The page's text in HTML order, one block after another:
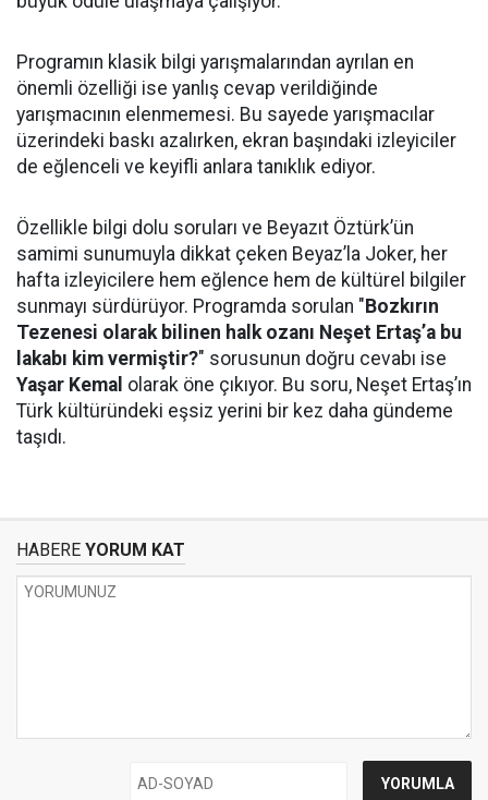
Programın klasik bilgi yarışmalarından ayrılan en
önemli özelliği ise yanlış cevap verildiğinde
yarışmacının elenmemesi. Bu sayede yarışmacılar
üzerindeki baskı azalırken, ekran başındaki izleyiciler
de eğlenceli ve keyifli anlara tanıklık ediyor.
Özellikle bilgi dolu soruları ve Beyazıt Öztürk’ün
samimi sunumuyla dikkat çeken Beyaz’la Joker, her
hafta izleyicilere hem eğlence hem de kültürel bilgiler
sunmayı sürdürüyor. Programda sorulan " Bozkırın
Tezenesi olarak bilinen halk ozanı Neşet Ertaş’a bu
lakabı kim vermiştir?" sorusunun doğru cevabı ise
Yaşar Kemal olarak öne çıkıyor. Bu soru, Neşet Ertaş’ın
Türk kültüründeki eşsiz yerini bir kez daha gündeme
taşıdı.
HABERE YORUM KAT